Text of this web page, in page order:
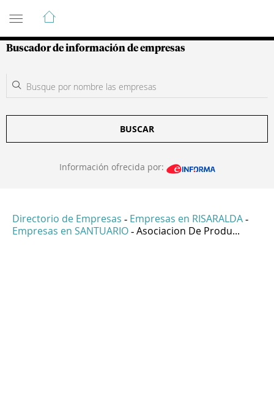
Guía de Empresas Colombianas
Buscador de información de empresas
BUSCAR
Información ofrecida por:
Directorio de Empresas - Empresas en RISARALDA -
Empresas en SANTUARIO - Asociacion De Produ...